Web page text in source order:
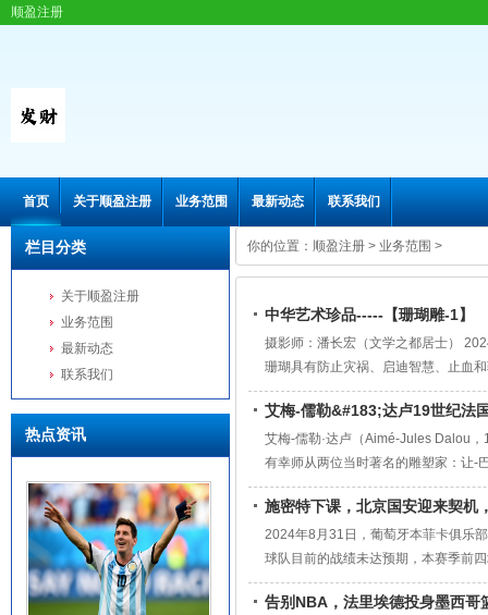
顺盈注册
首页 关于顺盈注册 业务范围 最新动态 联系我们
栏目分类
关于顺盈注册
业务范围
最新动态
联系我们
热点资讯
你的位置： 顺盈注册 > 业务范围 >
中华艺术珍品-----【珊瑚雕-1】
摄影师：潘长宏（文学之都居士）
珊瑚具有防止灾祸、启迪智慧、止血
如来佛的化身，他们把珊瑚作为祭佛
势，是幸福与永恒的象征，倍受尊宠
艾梅-儒勒&#183;达卢19世纪法
艾梅-儒勒·达卢（Aimé-Jules Dalou
有幸师从两位当时著名的雕塑家：让-
Duret）。卡尔波的风格丰富且富有活
自己独特的艺术语言，成为当
施密特下课，北京国安迎来契机
2024年8月31日，葡萄牙本菲卡俱乐
球队目前的战绩未达预期，本赛季前
本菲卡目前的表现并非完全由施密特
和转会操作上的失误。这些问题造成
告别NBA，法里埃德投身墨西哥